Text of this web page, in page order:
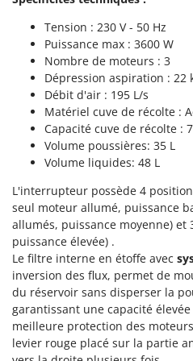
Perches Élagueuses
Pétrins à Spirale
Piscines
Planteuses de pommes
Plateaux de coupe pour
Plumeuses
Pompes d'irrigation à
Pompes de transfert
Pompes immergées
Postes à souder
Poussoirs à saucisse
Presses à pellets
Pressoirs à fruits
Pressoirs à Raisin
G3 Ferrari
Gardena
Garofalo
GeoTech
GeoTech Pro
Ginko - MGM
Gipeco
Girmi
GRAEF
Gre
GreenBay
Greenworks
Tension : 230 V - 50 Hz
Puissance max : 3600 W
Nombre de moteurs : 3
Dépression aspiration : 22
Débit d'air : 195 L/s
Matériel cuve de récolte :
Capacité cuve de récolte :
Volume poussières: 35 L
Volume liquides: 48 L
L'interrupteur possède 4
seul moteur allumé, puissance
allumés, puissance moyenne) et
puissance élevée) .
Le filtre interne en étoffe avec
inversion des flux, permet de
du réservoir sans disperser la
garantissant une capacité
meilleure protection des
levier rouge placé sur la partie